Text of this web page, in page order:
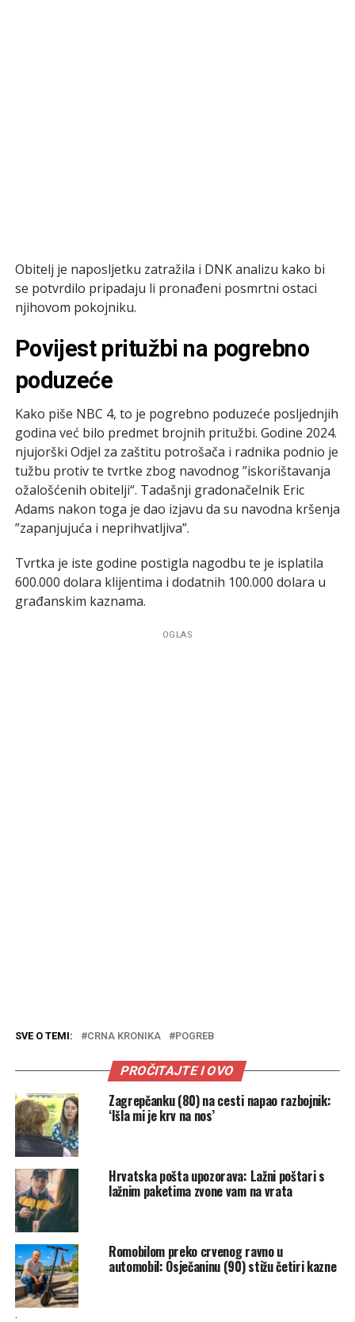
Obitelj je naposljetku zatražila i DNK analizu kako bi
se potvrdilo pripadaju li pronađeni posmrtni ostaci
njihovom pokojniku.
Povijest pritužbi na pogrebno
poduzeće
Kako piše NBC 4, to je pogrebno poduzeće posljednjih
godina već bilo predmet brojnih pritužbi. Godine 2024.
njujorški Odjel za zaštitu potrošača i radnika podnio je
tužbu protiv te tvrtke zbog navodnog ”iskorištavanja
ožalošćenih obitelji“. Tadašnji gradonačelnik Eric
Adams nakon toga je dao izjavu da su navodna kršenja
”zapanjujuća i neprihvatljiva”.
Tvrtka je iste godine postigla nagodbu te je isplatila
600.000 dolara klijentima i dodatnih 100.000 dolara u
građanskim kaznama.
OGLAS
SVE O TEMI: CRNA KRONIKA POGREB
PROČITAJTE I OVO
Zagrepčanku (80) na cesti napao razbojnik:
‘Išla mi je krv na nos’
Hrvatska pošta upozorava: Lažni poštari s
lažnim paketima zvone vam na vrata
Romobilom preko crvenog ravno u
automobil: Osječaninu (90) stižu četiri kazne
.